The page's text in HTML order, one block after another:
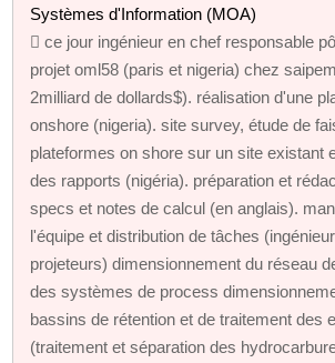
Systèmes d'Information (MOA)
 ce jour ingénieur en chef responsable
projet oml58 (paris et nigeria) chez
2milliard de dollards$). réalisation d'une
onshore (nigeria). site survey, étude de
plateformes on shore sur un site existant
des rapports (nigéria). préparation et
specs et notes de calcul (en anglais).
l'équipe et distribution de tâches
projeteurs) dimensionnement du réseau
des systèmes de process
bassins de rétention et de traitement des
(traitement et séparation des